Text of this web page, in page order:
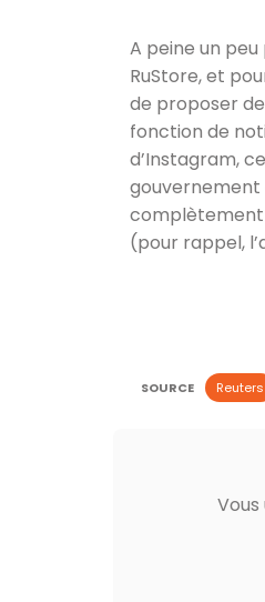
A peine un
RuStore, et
de proposer
fonction de
d’Instagram,
gouvernement
complètement
(pour rappel,
SOURCE Reuters